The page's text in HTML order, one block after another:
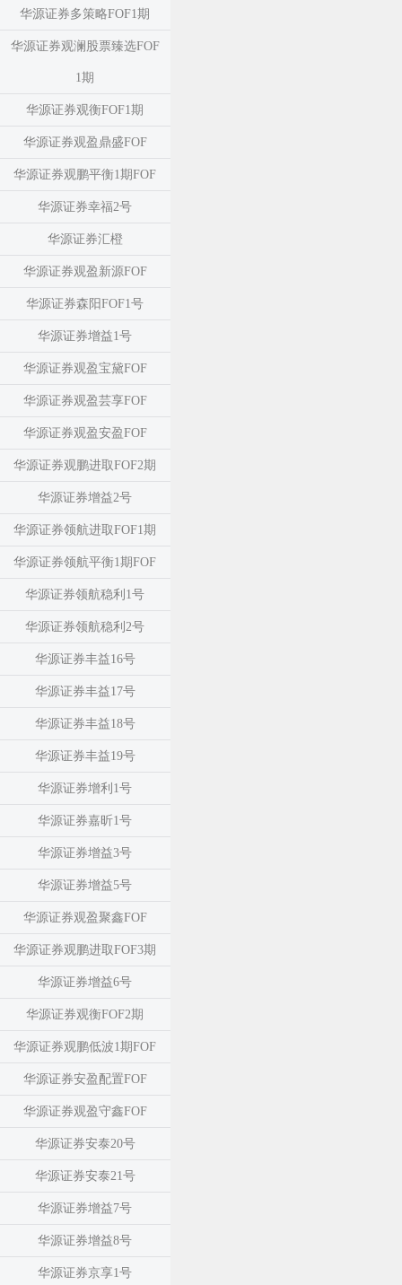
华源证券多策略FOF1期
华源证券观澜股票臻选FOF
1期
华源证券观衡FOF1期
华源证券观盈鼎盛FOF
华源证券观鹏平衡1期FOF
华源证券幸福2号
华源证券汇橙
华源证券观盈新源FOF
华源证券森阳FOF1号
华源证券增益1号
华源证券观盈宝黛FOF
华源证券观盈芸享FOF
华源证券观盈安盈FOF
华源证券观鹏进取FOF2期
华源证券增益2号
华源证券领航进取FOF1期
华源证券领航平衡1期FOF
华源证券领航稳利1号
华源证券领航稳利2号
华源证券丰益16号
华源证券丰益17号
华源证券丰益18号
华源证券丰益19号
华源证券增利1号
华源证券嘉昕1号
华源证券增益3号
华源证券增益5号
华源证券观盈聚鑫FOF
华源证券观鹏进取FOF3期
华源证券增益6号
华源证券观衡FOF2期
华源证券观鹏低波1期FOF
华源证券安盈配置FOF
华源证券观盈守鑫FOF
华源证券安泰20号
华源证券安泰21号
华源证券增益7号
华源证券增益8号
华源证券京享1号